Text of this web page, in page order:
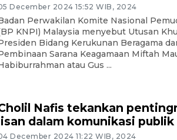
December 2024 15:52 WIB, 2024
Perwakilan Komite Nasional
KNPI) Malaysia menyebut Utusan
Bidang Kerukunan Beragama
Sarana Keagamaan Miftah
atau Gus ...
Nafis tekankan
dalam komunikasi publik
December 2024 11:22 WIB, 2024